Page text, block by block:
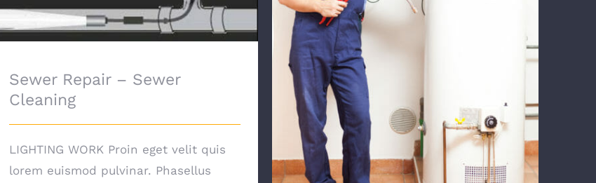
Sewer Repair – Sewer
Cleaning
LIGHTING WORK Proin eget velit quis
lorem euismod pulvinar. Phasellus
Clogged Drains